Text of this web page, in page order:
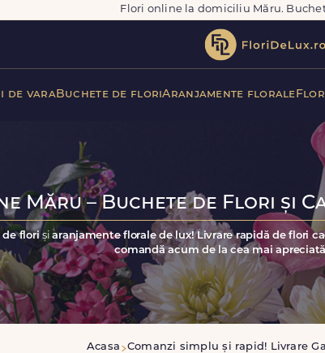
Flori online la domiciliu Măru.
de varaBuchete de floriAranjamente florale
Măru – Buchete de Flori și
de florișiaranjamente florale de lux! Livrare rapidă de flori
comandă acum de la cea mai
Acasa Comanzi simplu și rapid! Livrare